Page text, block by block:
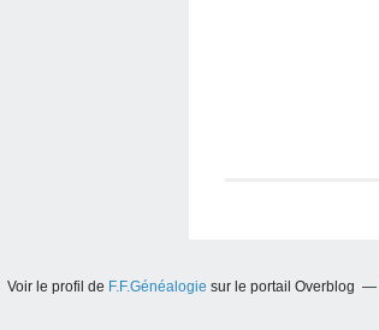
Voir le profil de F.F.Généalogie sur le portail Overblog